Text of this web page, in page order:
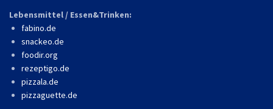
Lebensmittel / Essen&Trinken:
fabino.de
snackeo.de
foodir.org
rezeptigo.de
pizzala.de
pizzaguette.de